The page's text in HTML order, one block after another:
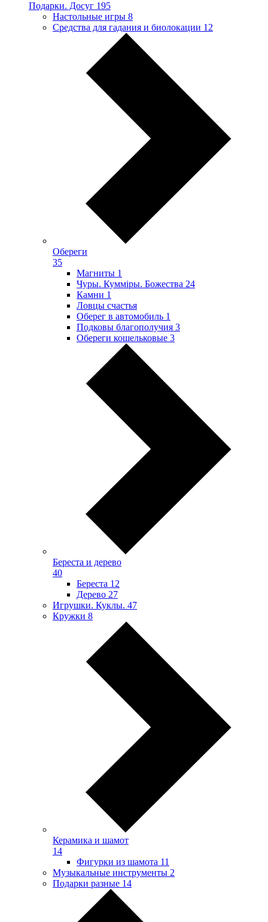
Подарки. Досуг 195
Настольные игры 8
Средства для гадания и биолокации 12
Обереги
35
Магниты 1
Чуры. Куммiры. Божества 24
Камни 1
Ловцы счастья
Оберег в автомобиль 1
Подковы благополучия 3
Обереги кошельковые 3
Береста и дерево
40
Береста 12
Дерево 27
Игрушки. Куклы. 47
Кружки 8
Керамика и шамот
14
Фигурки из шамота 11
Музыкальные инструменты 2
Подарки разные 14